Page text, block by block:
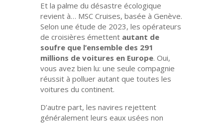
Et la palme du désastre écologique
revient à… MSC Cruises, basée à Genève.
Selon une étude de 2023, les opérateurs
de croisières émettent autant de
soufre que l’ensemble des 291
millions de voitures en Europe. Oui,
vous avez bien lu: une seule compagnie
réussit à polluer autant que toutes les
voitures du continent.
D’autre part, les navires rejettent
généralement leurs eaux usées non